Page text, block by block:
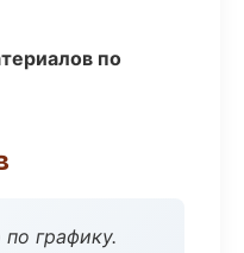
по
графику.